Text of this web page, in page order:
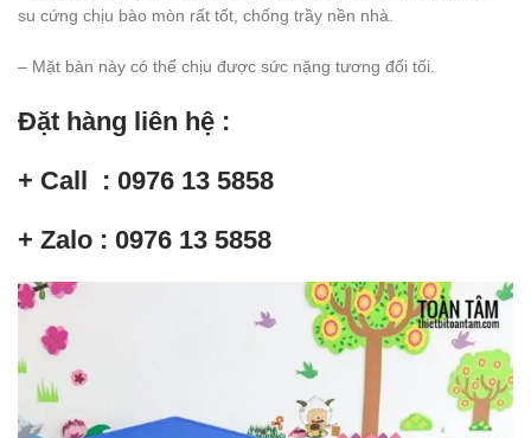
su cứng chịu bào mòn rất tốt, chống trầy nền nhà.
– Mặt bàn này có thể chịu được sức nặng tương đối tối.
Đặt hàng liên hệ :
+ Call : 0976 13 5858
+ Zalo : 0976 13 5858